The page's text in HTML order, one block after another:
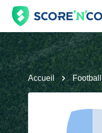
Accueil Football